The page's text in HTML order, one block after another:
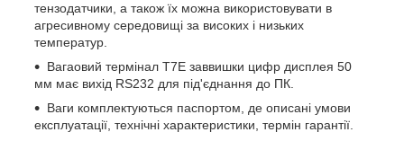
тензодатчики, а також їх можна використовувати в
агресивному середовищі за високих і низьких
температур.
Вагаовий термінал T7E заввишки цифр дисплея 50
мм має вихід RS232 для під'єднання до ПК.
Ваги комплектуються паспортом, де описані умови
експлуатації, технічні характеристики, термін гарантії.